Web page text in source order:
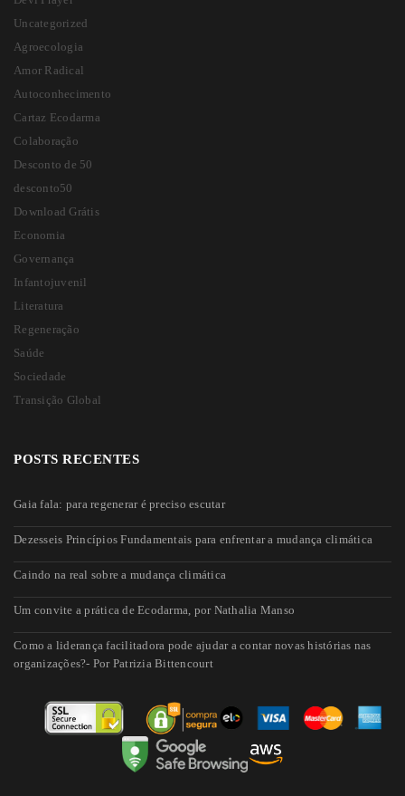
Uncategorized
Agroecologia
Amor Radical
Autoconhecimento
Cartaz Ecodarma
Colaboração
Desconto de 50
desconto50
Download Grátis
Economia
Governança
Infantojuvenil
Literatura
Regeneração
Saúde
Sociedade
Transição Global
POSTS RECENTES
Gaia fala: para regenerar é preciso escutar
Dezesseis Princípios Fundamentais para enfrentar a mudança climática
Caindo na real sobre a mudança climática
Um convite a prática de Ecodarma, por Nathalia Manso
Como a liderança facilitadora pode ajudar a contar novas histórias nas
organizações?- Por Patrizia Bittencourt